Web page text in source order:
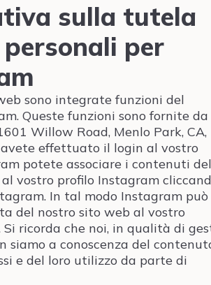
sulla tutela
per
sono integrate funzioni del
Queste funzioni sono fornite da
Willow Road, Menlo Park, CA,
avete effettuato il login al vostro
potete associare i contenuti del
vostro profilo Instagram
In tal modo Instagram può
del nostro sito web al vostro
ricorda che noi, in qualità di
siamo a conoscenza del
e del loro utilizzo da parte di